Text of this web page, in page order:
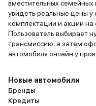
вместительных семейных
увидеть реальные цены
комплектации и акции на
Пользователь выбирает
трансмиссию, а затем
автомобиля онлайн у
Новые автомобили
Бренды
Кредиты